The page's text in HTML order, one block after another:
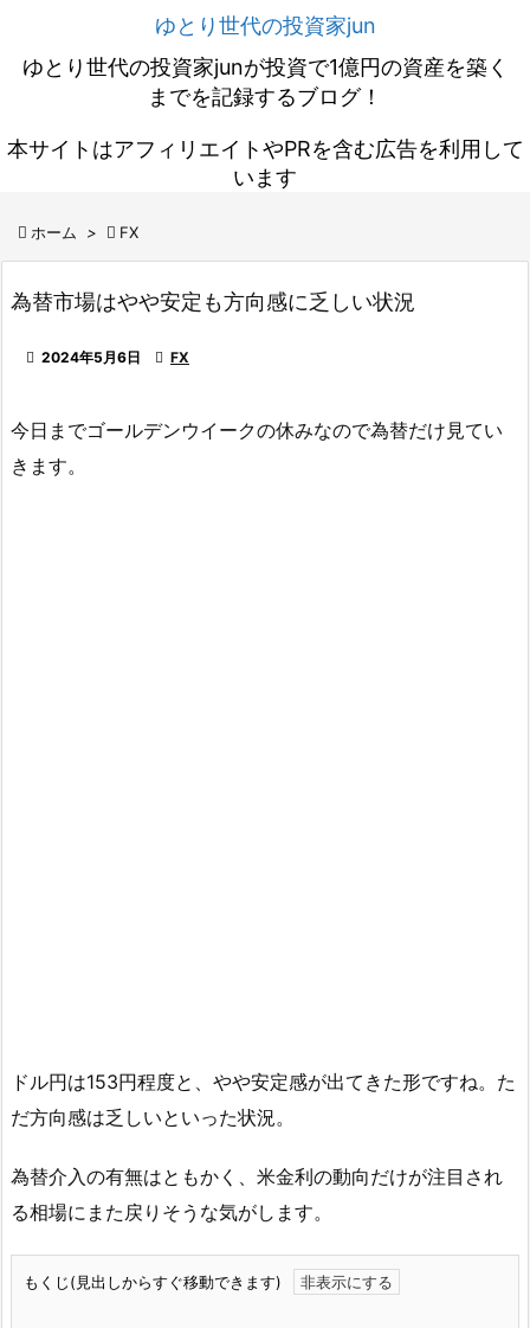
ゆとり世代の投資家jun
ゆとり世代の投資家junが投資で1億円の資産を築く
までを記録するブログ！
本サイトはアフィリエイトやPRを含む広告を利用して
います
 ホーム >  FX
為替市場はやや安定も方向感に乏しい状況
 2024年5月6日  FX
今日までゴールデンウイークの休みなので為替だけ見てい
きます。
ドル円は153円程度と、やや安定感が出てきた形ですね。た
だ方向感は乏しいといった状況。
為替介入の有無はともかく、米金利の動向だけが注目され
る相場にまた戻りそうな気がします。
もくじ(見出しからすぐ移動できます)